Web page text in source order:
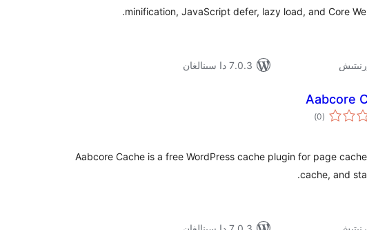
minification, JavaScript defer, lazy load, and Core
7.0.3 دا سىنالغان
Aabcore
(0 ئومۇمىي
دەرىجە
)
Aabcore Cache is a free WordPress cache plugin for page
cache, and